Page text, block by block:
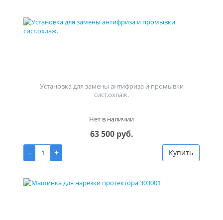
Установка для замены антифриза и промывки
сист.охлаж.
Нет в наличии
63 500 руб.
-
+ Купить